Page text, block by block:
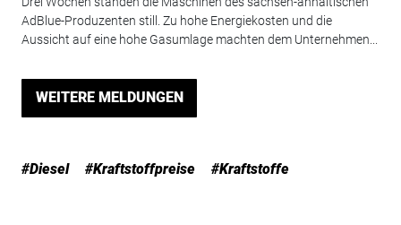
AdBlue-Produzenten still. Zu hohe Energiekosten und die
Aussicht auf eine hohe Gasumlage machten dem Unternehmen...
WEITERE MELDUNGEN
#Diesel #Kraftstoffpreise #Kraftstoffe